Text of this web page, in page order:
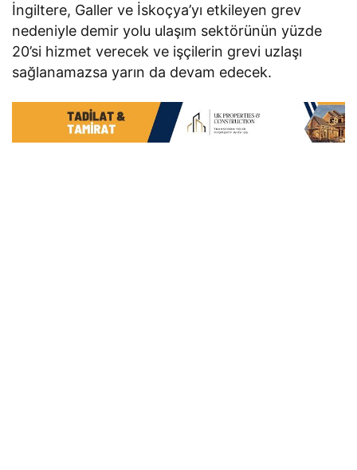
İngiltere, Galler ve İskoçya’yı etkileyen grev
nedeniyle demir yolu ulaşım sektörünün yüzde
20’si hizmet verecek ve işçilerin grevi uzlaşı
sağlanamazsa yarın da devam edecek.